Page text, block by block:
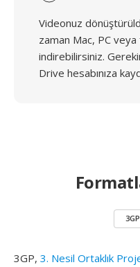
Videonuz
zaman Mac, PC veya
indirebilirsiniz.
Drive hesabınıza
3GP
3GP, 3. Nesil Ortaklık